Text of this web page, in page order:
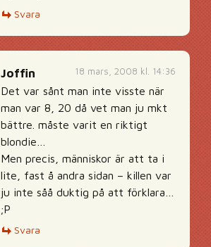
Svara
18 mars, 2008 kl. 14:36
Joffin
Det var sånt man inte visste när
man var 8, 20 då vet man ju mkt
bättre. måste varit en riktigt
blondie…
Men precis, människor är att ta i
lite, fast å andra sidan – killen var
ju inte såå duktig på att förklara…
;P
Svara